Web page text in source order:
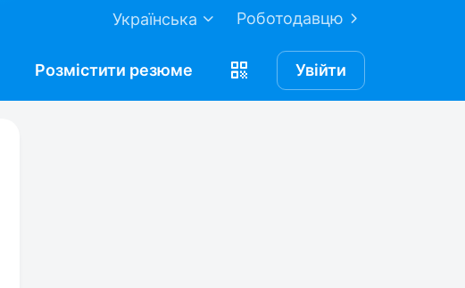
Роботодавцю
Українська
Розмістити резюме Увійти